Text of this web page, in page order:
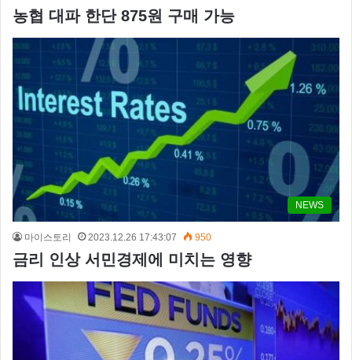
농협 대파 한단 875원 구매 가능
NEWS
마이스토리 2023.12.26 17:43:07 950
금리 인상 서민경제에 미치는 영향